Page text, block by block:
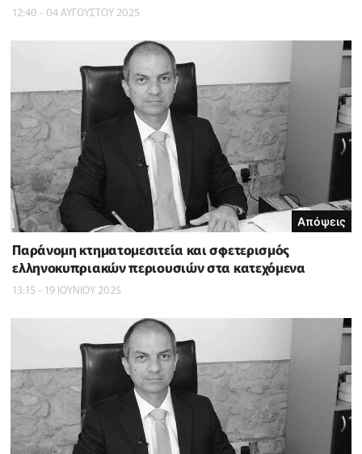
12:40 - 04 ΑΥΓΟΥΣΤΟΥ 2025
Απόψεις
Παράνομη κτηματομεσιτεία και σφετερισμός
ελληνοκυπριακών περιουσιών στα κατεχόμενα
13:15 - 19 ΙΟΥΝΙΟΥ 2025